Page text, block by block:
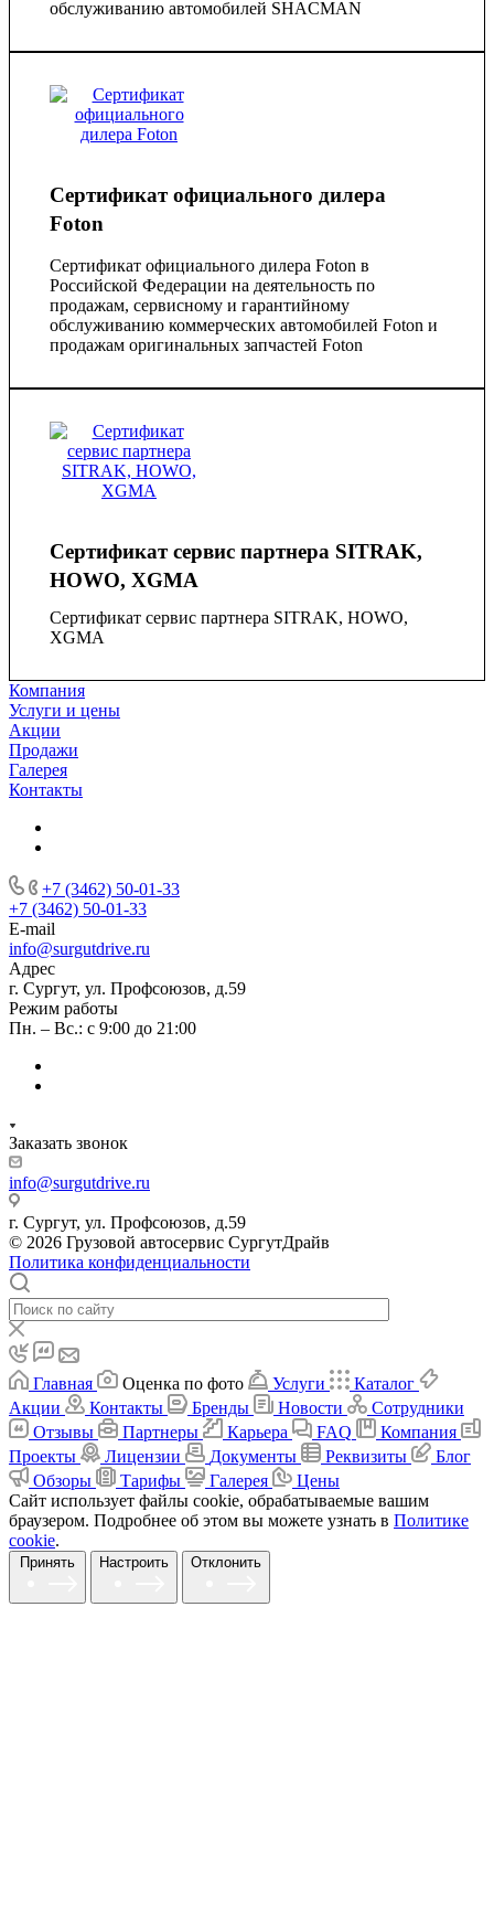
обслуживанию автомобилей SHACMAN
Сертификат официального дилера
Foton
Сертификат официального дилера Foton в
Российской Федерации на деятельность по
продажам, сервисному и гарантийному
обслуживанию коммерческих автомобилей Foton и
продажам оригинальных запчастей Foton
Сертификат сервис партнера SITRAK,
HOWO, XGMA
Сертификат сервис партнера SITRAK, HOWO,
XGMA
Компания
Услуги и цены
Акции
Продажи
Галерея
Контакты
+7 (3462) 50-01-33
+7 (3462) 50-01-33
E-mail
info@surgutdrive.ru
Адрес
г. Сургут, ул. Профсоюзов, д.59
Режим работы
Пн. – Вс.: с 9:00 до 21:00
Заказать звонок
info@surgutdrive.ru
г. Сургут, ул. Профсоюзов, д.59
© 2026 Грузовой автосервис СургутДрайв
Политика конфиденциальности
Главная Оценка по фото Услуги
Каталог
Акции
Контакты Бренды Новости
Сотрудники
Отзывы
Партнеры Карьера FAQ
Компания
Проекты
Лицензии Документы Реквизиты
Блог
Обзоры
Тарифы Галерея
Цены
Сайт использует файлы cookie, обрабатываемые вашим
браузером. Подробнее об этом вы можете узнать в Политике
cookie.
Принять Настроить Отклонить